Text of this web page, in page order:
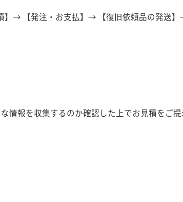
】→ 【発注・お支払】→ 【復旧依頼品の発送
情報を収集するのか確認した上でお見積をご提